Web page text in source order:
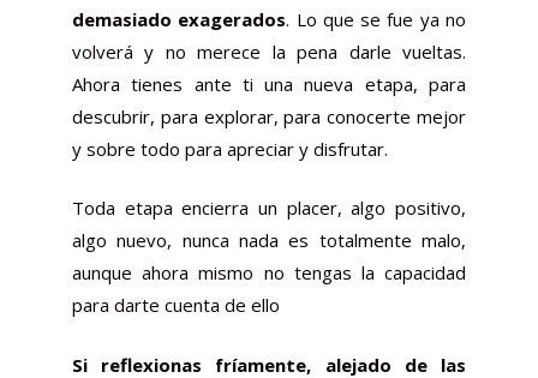
demasiado exagerados. Lo que se fue ya no
volverá y no merece la pena darle vueltas.
Ahora tienes ante ti una nueva etapa, para
descubrir, para explorar, para conocerte mejor
y sobre todo para apreciar y disfrutar.
Toda etapa encierra un placer, algo positivo,
algo nuevo, nunca nada es totalmente malo,
aunque ahora mismo no tengas la capacidad
para darte cuenta de ello
Si reflexionas fríamente, alejado de las